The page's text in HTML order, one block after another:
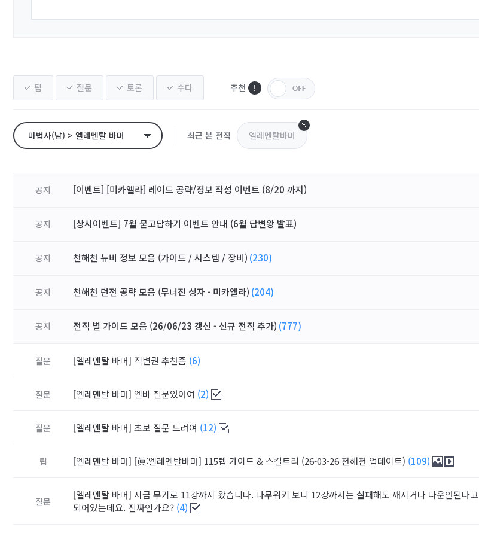
팁 질문 토론 수다 추천
마법사(남) > 엘레멘탈 바머 최근 본 전직 엘레멘탈바머
공지 [이벤트] [미카엘라] 레이드 공략/정보 작성 이벤트 (8/20 까지)
공지 [상시이벤트] 7월 묻고답하기 이벤트 안내 (6월 답변왕 발표)
공지 천해천 뉴비 정보 모음 (가이드 / 시스템 / 장비) (230)
공지 천해천 던전 공략 모음 (무너진 성자 - 미카엘라) (204)
공지 전직 별 가이드 모음 (26/06/23 갱신 - 신규 전직 추가) (777)
질문 [엘레멘탈 바머] 직변권 추천좀 (6)
질문 [엘레멘탈 바머] 엘바 질문있어여 (2)
질문 [엘레멘탈 바머] 초보 질문 드려여 (12)
팁 [엘레멘탈 바머] [眞:엘레멘탈바머] 115렙 가이드 & 스킬트리 (26-03-26 천해천 업데이트) (109)
질문
[엘레멘탈 바머] 지금 무기로 11강까지 왔습니다. 나무위키 보니 12강까지는 실패해도 깨지거나 다운안된다고
되어있는데요. 진짜인가요? (4)